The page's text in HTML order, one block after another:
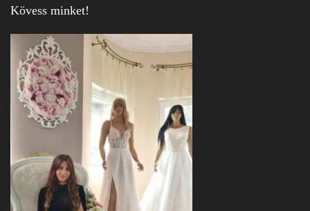
Kövess minket!